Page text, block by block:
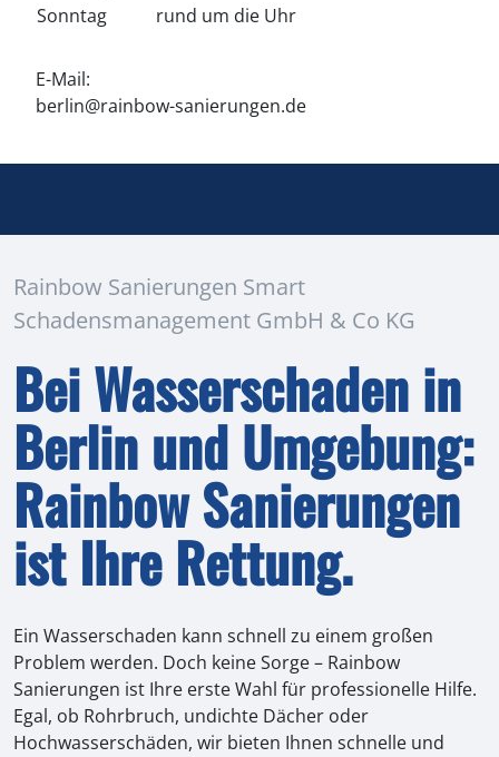
Sonntag
rund um die Uhr
E-Mail:
berlin@rainbow-sanierungen.de
Rainbow Sanierungen Smart
Schadensmanagement GmbH & Co KG
Bei Wasserschaden in
Berlin und Umgebung:
Rainbow Sanierungen
ist Ihre Rettung.
Ein Wasserschaden kann schnell zu einem großen
Problem werden. Doch keine Sorge – Rainbow
Sanierungen ist Ihre erste Wahl für professionelle Hilfe.
Egal, ob Rohrbruch, undichte Dächer oder
Hochwasserschäden, wir bieten Ihnen schnelle und